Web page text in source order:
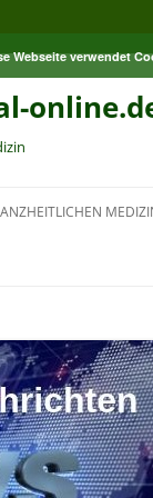
Webseite verwendet